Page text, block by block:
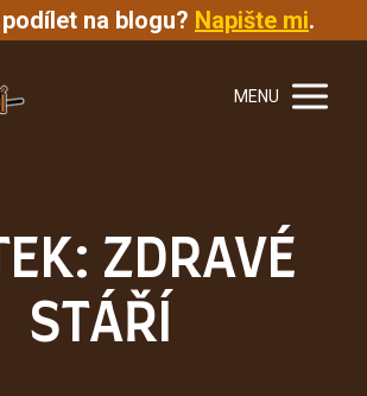
na blogu? Napište mi.
MENU
ZDRAVÉ
STÁŘÍ